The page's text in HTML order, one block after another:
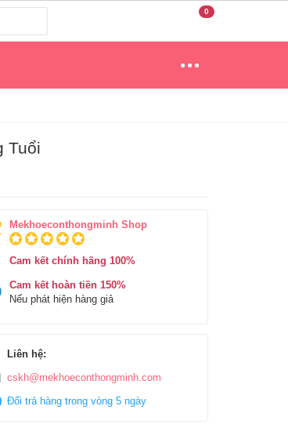
0
Tuổi
Mekhoeconthongminh Shop
Cam kết chính hãng 100%
Cam kết hoàn tiền 150%
Nếu phát hiện hàng giả
Liên hệ:
cskh@mekhoeconthongminh.com
Đổi trả hàng trong vòng 5 ngày